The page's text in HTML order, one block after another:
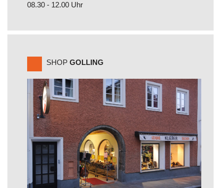
08.30 - 12.00 Uhr
SHOP GOLLING